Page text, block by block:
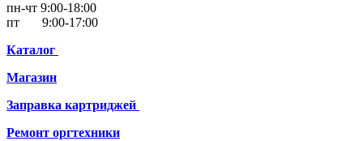
пн-чт 9:00-18:00
пт 9:00-17:00
Каталог
Магазин
Заправка картриджей
Ремонт оргтехники